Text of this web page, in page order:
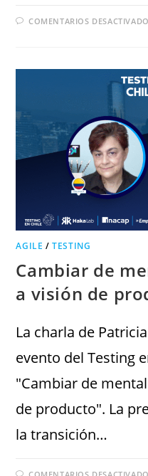
COMENTARIOS
AGILE /TESTING
Cambiar de
a visión de
La charla de
evento del Testing
"Cambiar de
de producto". La
la transición…